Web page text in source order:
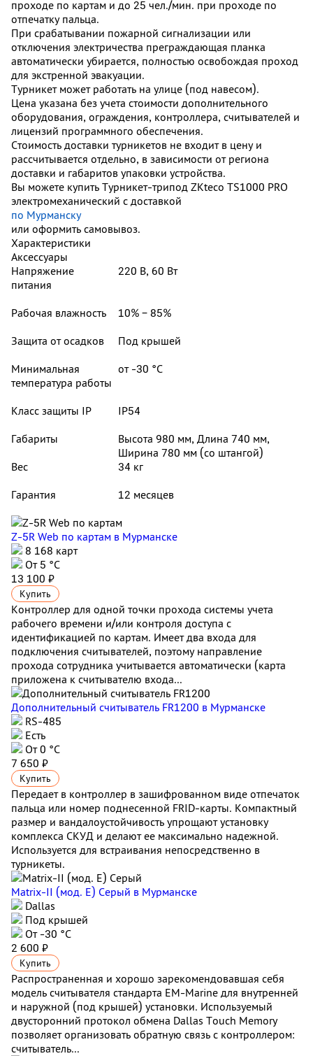
проходе по картам и до 25 чел./мин. при проходе по
отпечатку пальца.
При срабатывании пожарной сигнализации или
отключения электричества преграждающая планка
автоматически убирается, полностью освобождая проход
для экстренной эвакуации.
Турникет может работать на улице (под навесом).
Цена указана без учета стоимости дополнительного
оборудования, ограждения, контроллера, считывателей и
лицензий программного обеспечения.
Стоимость доставки турникетов не входит в цену и
рассчитывается отдельно, в зависимости от региона
доставки и габаритов упаковки устройства.
Вы можете купить Турникет-трипод ZKteco TS1000 PRO
электромеханический с доставкой
по Мурманску
или оформить самовывоз.
Характеристики
Аксессуары
Напряжение
питания
220 В, 60 Вт
Рабочая влажность
10% − 85%
Защита от осадков
Под крышей
Минимальная
температура работы
от -30 °С
Класс защиты IP
IP54
Габариты
Высота 980 мм, Длина 740 мм,
Ширина 780 мм (со штангой)
Вес
34 кг
Гарантия
12 месяцев
Z-5R Web по картам в Мурманске
8 168 карт
От 5 °С
13 100 ₽
Купить
Контроллер для одной точки прохода системы учета
рабочего времени и/или контроля доступа с
идентификацией по картам. Имеет два входа для
подключения считывателей, поэтому направление
прохода сотрудника учитывается автоматически (карта
приложена к считывателю входа...
Дополнительный считыватель FR1200 в Мурманске
RS-485
Есть
От 0 °C
7 650 ₽
Купить
Передает в контроллер в зашифрованном виде отпечаток
пальца или номер поднесенной FRID-карты. Компактный
размер и вандалоустойчивость упрощают установку
комплекса СКУД и делают ее максимально надежной.
Используется для встраивания непосредственно в
турникеты.
Matrix-II (мод. Е) Серый в Мурманске
Dallas
Под крышей
От -30 °С
2 600 ₽
Купить
Распространенная и хорошо зарекомендовавшая себя
модель считывателя стандарта EM-Marine для внутренней
и наружной (под крышей) установки. Используемый
двусторонний протокол обмена Dallas Touch Memory
позволяет организовать обратную связь с контроллером:
считыватель...